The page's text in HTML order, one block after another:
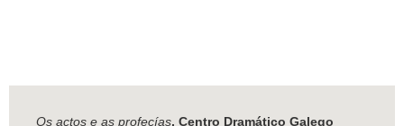
Os actos e as profecías, Centro Dramático Galego